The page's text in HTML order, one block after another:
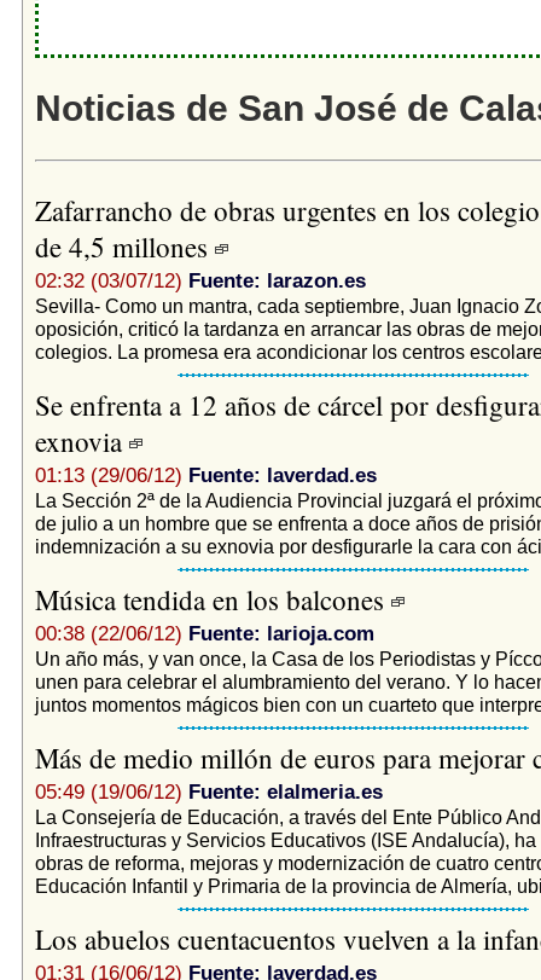
Noticias de San José de
Zafarrancho de obras urgentes en los
de 4,5 millones
02:32 (03/07/12) Fuente: larazon.es
Sevilla- Como un mantra, cada septiembre, Juan Ignacio
oposición, criticó la tardanza en arrancar las obras de
colegios. La promesa era acondicionar los centros
Se enfrenta a 12 años de cárcel por
exnovia
01:13 (29/06/12) Fuente: laverdad.es
La Sección 2ª de la Audiencia Provincial juzgará el
de julio a un hombre que se enfrenta a doce años de
indemnización a su exnovia por desfigurarle la cara con
Música tendida en los balcones
00:38 (22/06/12) Fuente: larioja.com
Un año más, y van once, la Casa de los Periodistas y
unen para celebrar el alumbramiento del verano. Y lo
juntos momentos mágicos bien con un cuarteto que
Más de medio millón de euros para mejorar
05:49 (19/06/12) Fuente: elalmeria.es
La Consejería de Educación, a través del Ente Público
Infraestructuras y Servicios Educativos (ISE Andalucía),
obras de reforma, mejoras y modernización de cuatro
Educación Infantil y Primaria de la provincia de Almería,
Los abuelos cuentacuentos vuelven a la
01:31 (16/06/12) Fuente: laverdad.es